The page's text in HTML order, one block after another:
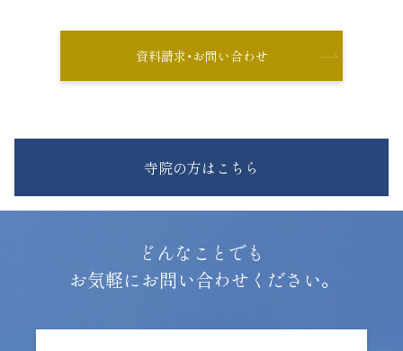
資料請求・お問い合わせ
寺院の方はこちら
どんなことでも
お気軽にお問い合わせください。